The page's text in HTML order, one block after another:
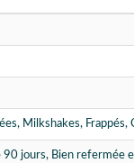
Milkshakes,
jours, Bien refermée